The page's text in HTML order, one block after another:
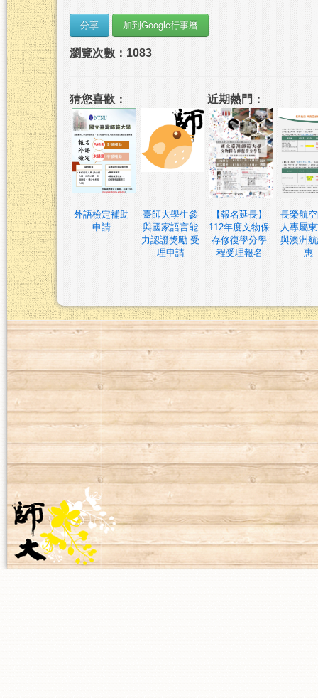
瀏覽次數：1083
猜您喜歡：
外語檢定補助
申請
臺師大學生參
與國家語言能
力認證獎勵 受
理申請
近期熱門：
【報名延長】
112年度文物保
存修復學分學
程受理報名
長榮航
人專屬
與澳洲
惠